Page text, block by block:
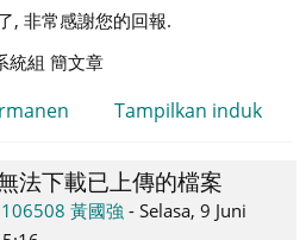
, 非常感謝您的回報.
文章
Tampilkan induk
法下載已上傳的檔案
黃國強 -Selasa, 9 Juni